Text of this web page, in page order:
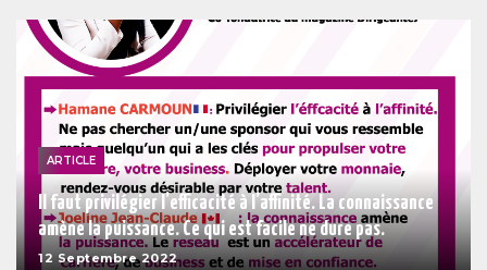
ARTICLE
Il faut privilégier l’efficacité à l’affinité. La connaissance
amène la puissance. Ce qui est facile ne dure pas.
12 Septembre 2022